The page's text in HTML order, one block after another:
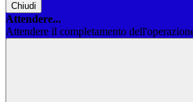
Chiudi
Attendere...
Attendere il completamento